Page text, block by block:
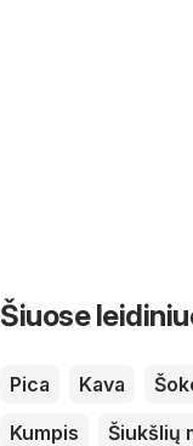
Šiuose
Pica Kava
Kumpis
Šiukšlių